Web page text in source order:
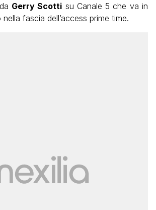
Gerry Scotti su Canale 5 che va in
fascia dell’access prime time.